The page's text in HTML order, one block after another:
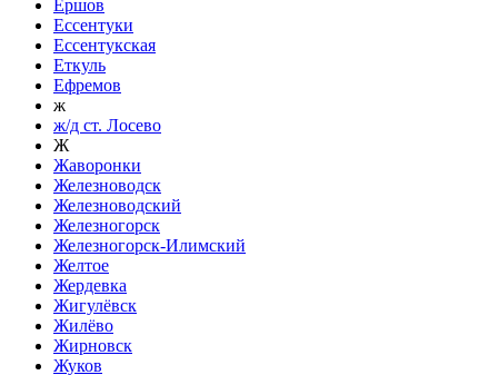
Ершов
Ессентуки
Ессентукская
Еткуль
Ефремов
ж
ж/д ст. Лосево
Ж
Жаворонки
Железноводск
Железноводский
Железногорск
Железногорск-Илимский
Желтое
Жердевка
Жигулёвск
Жилёво
Жирновск
Жуков